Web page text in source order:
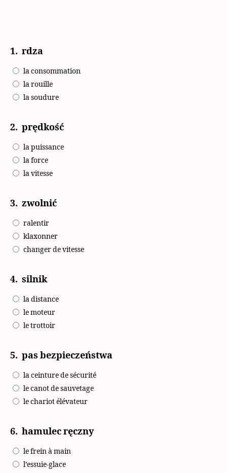
1. rdza
la consommation
la rouille
la soudure
2. prędkość
la puissance
la force
la vitesse
3. zwolnić
ralentir
klaxonner
changer de vitesse
4. silnik
la distance
le moteur
le trottoir
5. pas bezpieczeństwa
la ceinture de sécurité
le canot de sauvetage
le chariot élévateur
6. hamulec ręczny
le frein à main
l’essuie-glace